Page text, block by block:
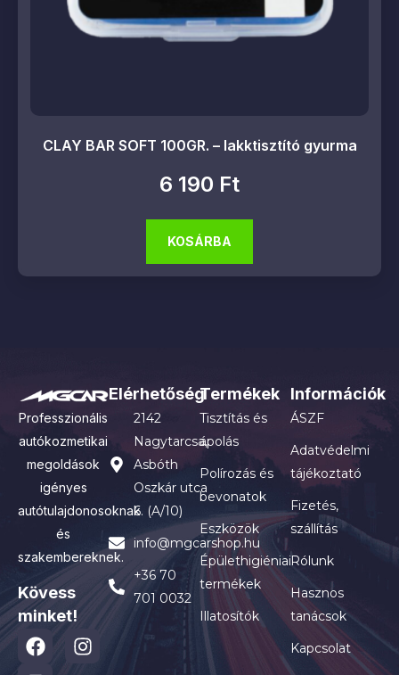
CLAY BAR SOFT 100GR. – lakktisztító gyurma
6 190 Ft
KOSÁRBA
Professzionális
autókozmetikai
megoldások
igényes
autótulajdonosoknak
és
szakembereknek.
Kövess
minket!
Elérhetőség
2142
Nagytarcsa,
Asbóth
Oszkár utca
6. (A/10)
info@mgcarshop.hu
+36 70
701 0032
Termékek
Tisztítás és
ápolás
Polírozás és
bevonatok
Eszközök
Épülethigiéniai
termékek
Illatosítók
Információk
ÁSZF
Adatvédelmi
tájékoztató
Fizetés,
szállítás
Rólunk
Hasznos
tanácsok
Kapcsolat